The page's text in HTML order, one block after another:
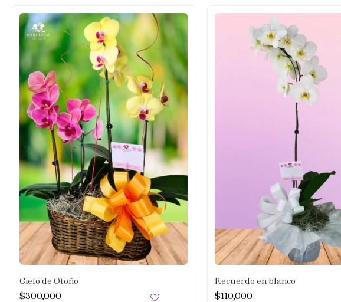
Cielo de Otoño
$300,000
Recuerdo en blanco
$110,000